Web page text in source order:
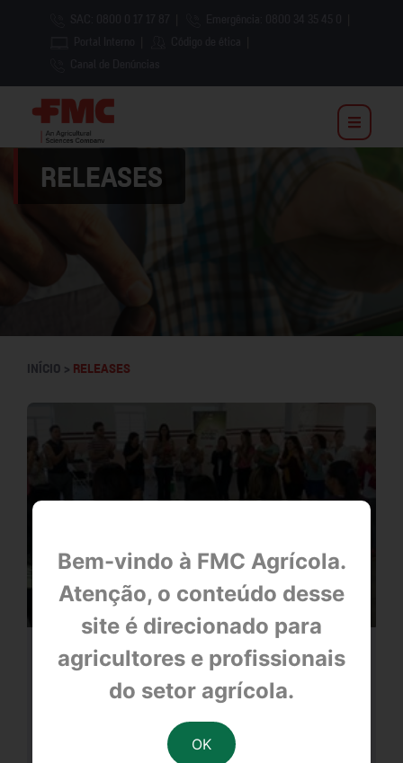
Bem-vindo à FMC Agrícola.
Atenção, o conteúdo desse
site é direcionado para
agricultores e profissionais
do setor agrícola.
RELEASES
INÍCIO > RELEASES
FMC e Cooxupé levam segunda
temporada de espetáculo gratuito a
cidades mineiras